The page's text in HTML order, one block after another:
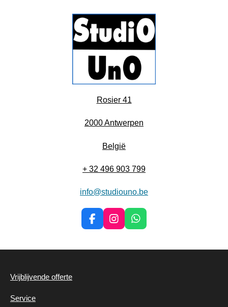
Rosier 41
2000 Antwerpen
België
+ 32 496 903 799
info@studiouno.be
F
a
e
I
n
t
W
h
t
Vrijblijvende offerte
Service